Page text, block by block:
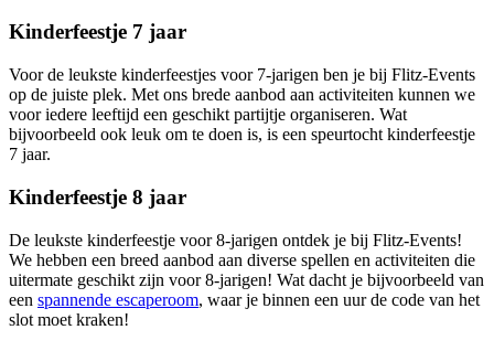
Kinderfeestje 7 jaar
Voor de leukste kinderfeestjes voor 7-jarigen ben je bij Flitz-Events
op de juiste plek. Met ons brede aanbod aan activiteiten kunnen we
voor iedere leeftijd een geschikt partijtje organiseren. Wat
bijvoorbeeld ook leuk om te doen is, is een speurtocht kinderfeestje
7 jaar.
Kinderfeestje 8 jaar
De leukste kinderfeestje voor 8-jarigen ontdek je bij Flitz-Events!
We hebben een breed aanbod aan diverse spellen en activiteiten die
uitermate geschikt zijn voor 8-jarigen! Wat dacht je bijvoorbeeld van
een spannende escaperoom, waar je binnen een uur de code van het
slot moet kraken!